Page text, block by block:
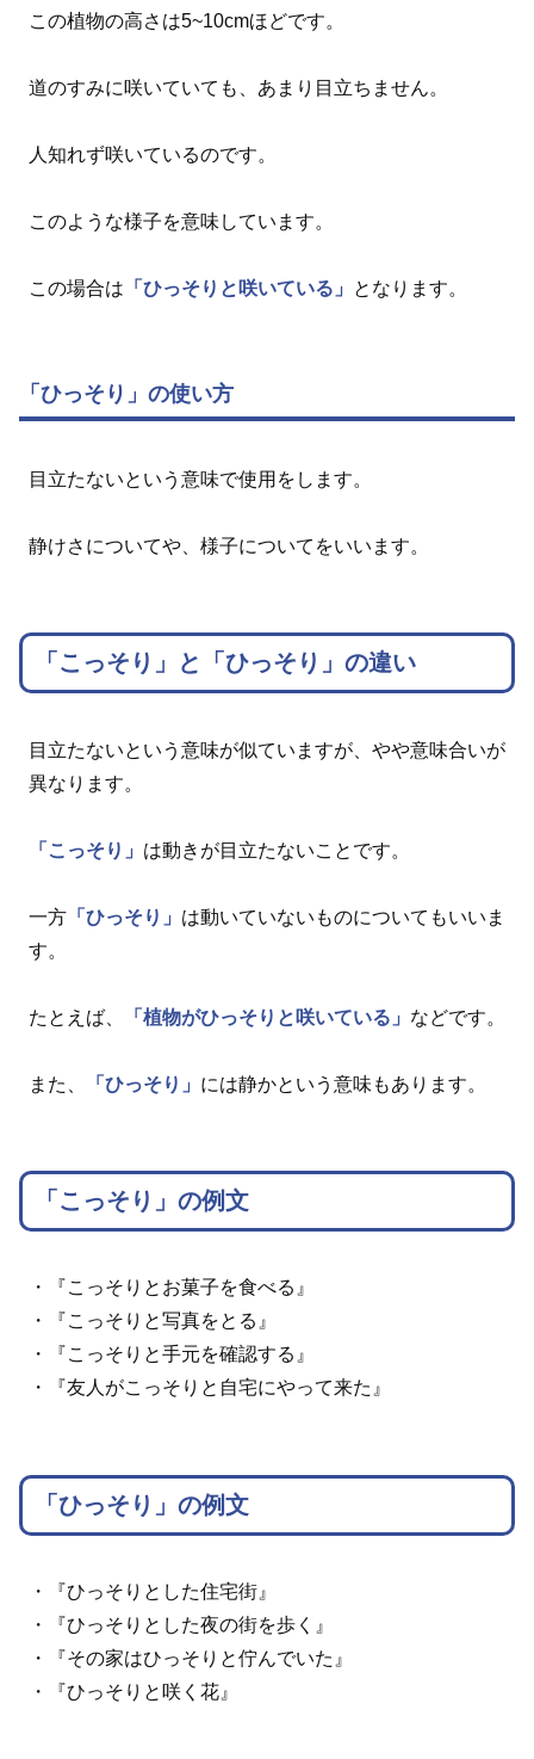
この植物の高さは5~10cmほどです。
道のすみに咲いていても、あまり目立ちません。
人知れず咲いているのです。
このような様子を意味しています。
この場合は 「ひっそりと咲いている」 となります。
「ひっそり」の使い方
目立たないという意味で使用をします。
静けさについてや、様子についてをいいます。
「こっそり」と「ひっそり」の違い
目立たないという意味が似ていますが、やや意味合いが
異なります。
「こっそり」 は動きが目立たないことです。
一方 「ひっそり」 は動いていないものについてもいいま
す。
たとえば、 「植物がひっそりと咲いている」 などです。
また、 「ひっそり」 には静かという意味もあります。
「こっそり」の例文
・『こっそりとお菓子を食べる』
・『こっそりと写真をとる』
・『こっそりと手元を確認する』
・『友人がこっそりと自宅にやって来た』
「ひっそり」の例文
・『ひっそりとした住宅街』
・『ひっそりとした夜の街を歩く』
・『その家はひっそりと佇んでいた』
・『ひっそりと咲く花』